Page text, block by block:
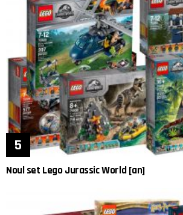
Noul set Lego Jurassic World [an]